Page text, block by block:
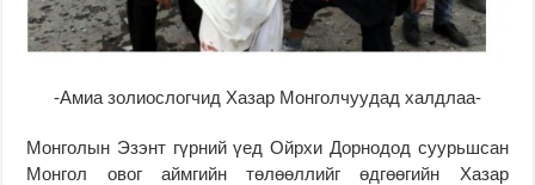
-Амиа золиослогчид Хазар Монголчуудад халдлаа-
Монголын Эзэнт гүрний үед Ойрхи Дорнодод суурьшсан
Монгол овог аймгийн төлөөллийг өдгөөгийн Хазар